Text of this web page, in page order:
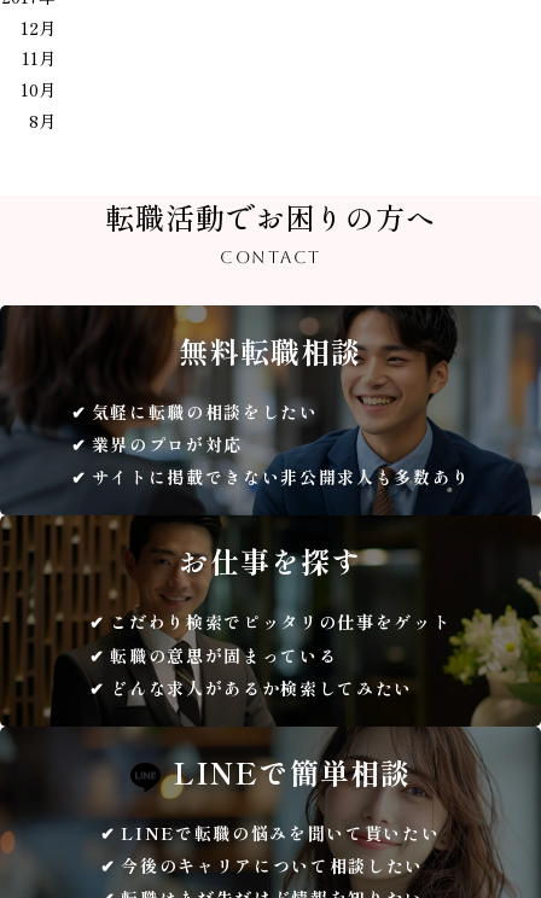
12月
11月
10月
8月
転職活動でお困りの方へ
CONTACT
無料転職相談
気軽に転職の相談をしたい
業界のプロが対応
サイトに掲載できない非公開求人も多数あり
お仕事を探す
こだわり検索でピッタリの仕事をゲット
転職の意思が固まっている
どんな求人があるか検索してみたい
LINEで簡単相談
LINEで転職の悩みを聞いて貰いたい
今後のキャリアについて相談したい